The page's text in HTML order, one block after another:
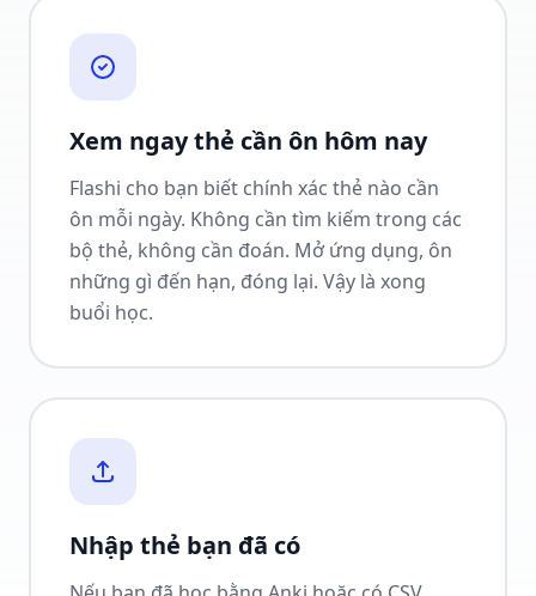
Xem ngay thẻ cần ôn hôm nay
Flashi cho bạn biết chính xác thẻ nào cần
ôn mỗi ngày. Không cần tìm kiếm trong các
bộ thẻ, không cần đoán. Mở ứng dụng, ôn
những gì đến hạn, đóng lại. Vậy là xong
buổi học.
Nhập thẻ bạn đã có